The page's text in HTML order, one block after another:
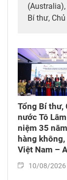
Bí thư,
từ ngày 9-
Australia
Tổng Bí thư,
nước Tô
niệm 35
hàng
Việt Nam –
10/08/2026